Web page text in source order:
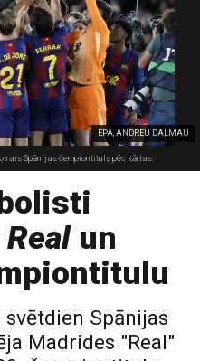
EPA, ANDREU DALMAU
Spānijas čempiontituls pēc kārtas.
Realun
Spānijas
Madrides "Real"